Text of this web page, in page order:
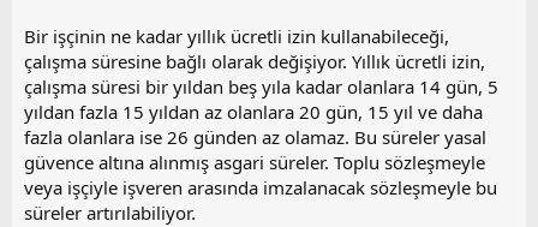
Bir işçinin ne kadar yıllık ücretli izin kullanabileceği,
çalışma süresine bağlı olarak değişiyor. Yıllık ücretli izin,
çalışma süresi bir yıldan beş yıla kadar olanlara 14 gün, 5
yıldan fazla 15 yıldan az olanlara 20 gün, 15 yıl ve daha
fazla olanlara ise 26 günden az olamaz. Bu süreler yasal
güvence altına alınmış asgari süreler. Toplu sözleşmeyle
veya işçiyle işveren arasında imzalanacak sözleşmeyle bu
süreler artırılabiliyor.